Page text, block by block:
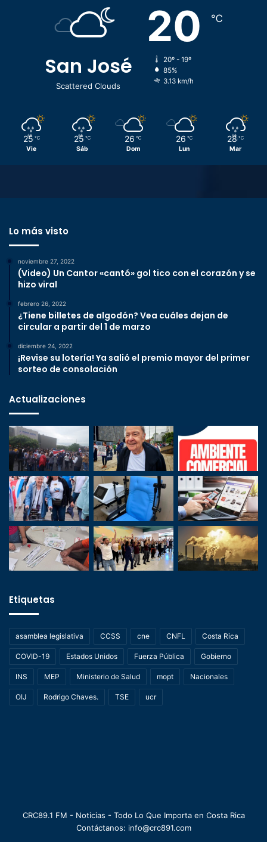
San José
Scattered Clouds
20 ℃
20º - 19º
85%
3.13 km/h
25 ℃
Vie
25 ℃
Sáb
26 ℃
Dom
26 ℃
Lun
28 ℃
Mar
Lo más visto
noviembre 27, 2022
(Video) Un Cantor «cantó» gol tico con el corazón y se
hizo viral
febrero 26, 2022
¿Tiene billetes de algodón? Vea cuáles dejan de
circular a partir del 1 de marzo
diciembre 24, 2022
¡Revise su lotería! Ya salió el premio mayor del primer
sorteo de consolación
Actualizaciones
Etiquetas
asamblea legislativa CCSS cne CNFL Costa Rica
COVID-19 Estados Unidos Fuerza Pública Gobierno
INS MEP Ministerio de Salud mopt Nacionales
OIJ Rodrigo Chaves. TSE ucr
CRC89.1 FM - Noticias - Todo Lo Que Importa en Costa Rica
Contáctanos: info@crc891.com